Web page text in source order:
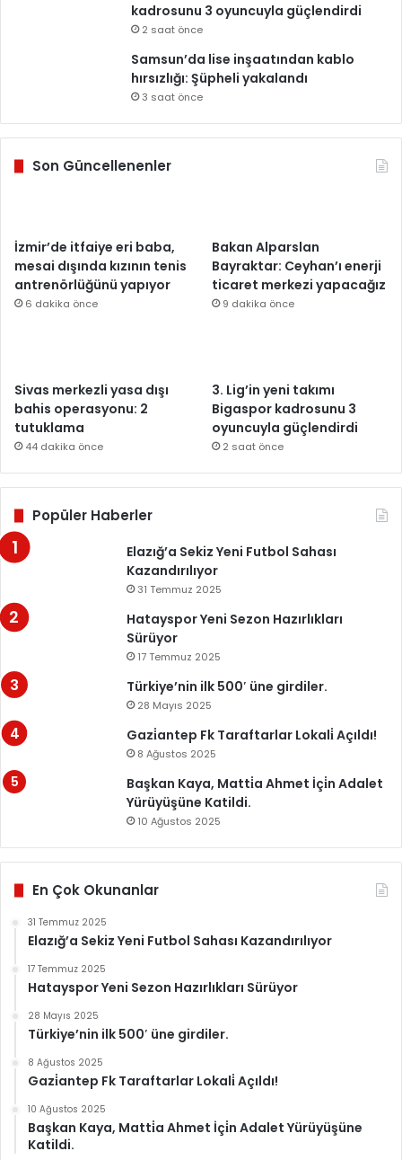
kadrosunu 3 oyuncuyla güçlendirdi
2 saat önce
Samsun’da lise inşaatından kablo
hırsızlığı: Şüpheli yakalandı
3 saat önce
Son Güncellenenler
İzmir’de itfaiye eri baba,
mesai dışında kızının tenis
antrenörlüğünü yapıyor
6 dakika önce
Bakan Alparslan
Bayraktar: Ceyhan’ı enerji
ticaret merkezi yapacağız
9 dakika önce
Sivas merkezli yasa dışı
bahis operasyonu: 2
tutuklama
44 dakika önce
3. Lig’in yeni takımı
Bigaspor kadrosunu 3
oyuncuyla güçlendirdi
2 saat önce
Popüler Haberler
Elazığ’a Sekiz Yeni Futbol Sahası
Kazandırılıyor
31 Temmuz 2025
Hatayspor Yeni Sezon Hazırlıkları
Sürüyor
17 Temmuz 2025
Türkiye’nin ilk 500′ üne girdiler.
28 Mayıs 2025
Gazi̇antep Fk Taraftarlar Lokali̇ Açıldı!
8 Ağustos 2025
Başkan Kaya, Matti̇a Ahmet İçi̇n Adalet
Yürüyüşüne Katildi.
10 Ağustos 2025
En Çok Okunanlar
31 Temmuz 2025
Elazığ’a Sekiz Yeni Futbol Sahası Kazandırılıyor
17 Temmuz 2025
Hatayspor Yeni Sezon Hazırlıkları Sürüyor
28 Mayıs 2025
Türkiye’nin ilk 500′ üne girdiler.
8 Ağustos 2025
Gazi̇antep Fk Taraftarlar Lokali̇ Açıldı!
10 Ağustos 2025
Başkan Kaya, Matti̇a Ahmet İçi̇n Adalet Yürüyüşüne
Katildi.